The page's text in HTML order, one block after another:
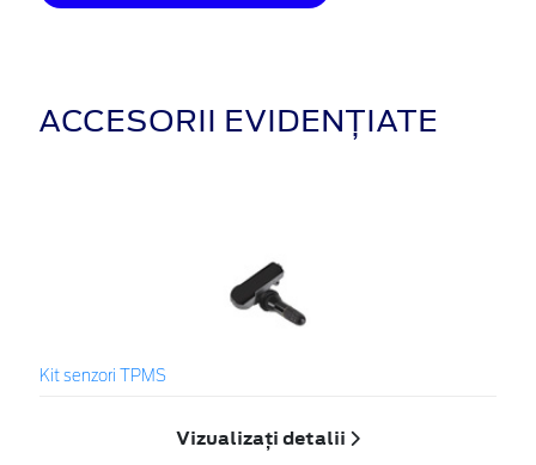
ACCESORII EVIDENȚIATE
Kit senzori TPMS
Vizualizați detalii